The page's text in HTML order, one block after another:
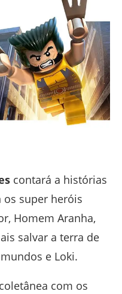
contará a histórias
os super heróis
Homem Aranha,
salvar a terra de
e Loki.
com os